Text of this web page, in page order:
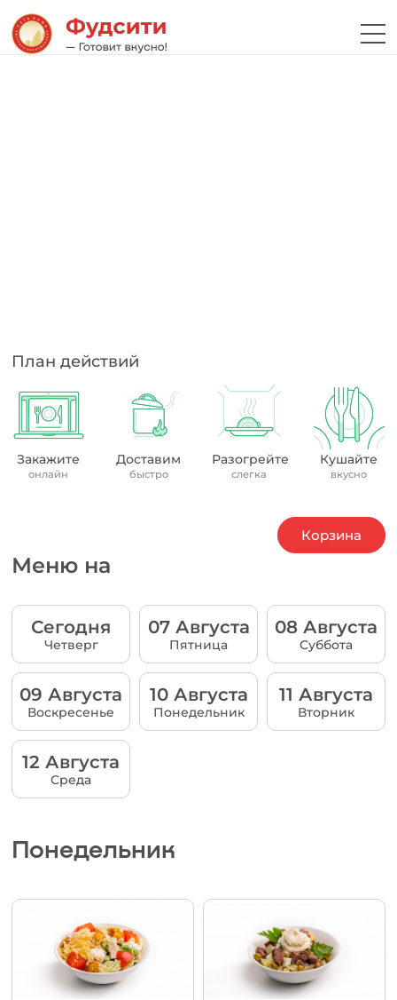
План действий
Закажите
онлайн
Доставим
быстро
Разогрейте
слегка
Кушайте
вкусно
Меню на
Сегодня
Четверг
07 Августа
Пятница
08 Августа
Суббота
09 Августа
Воскресенье
10 Августа
Понедельник
11 Августа
Вторник
12 Августа
Среда
Понедельник
Корзина